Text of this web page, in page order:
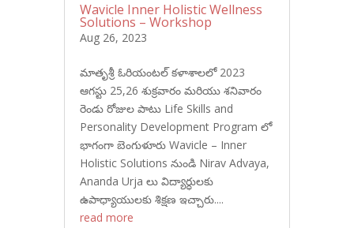
Wavicle Inner Holistic Wellness
Solutions – Workshop
Aug 26, 2023
మాతృశ్రీ ఓరియంటల్ కళాశాలలో 2023
ఆగస్టు 25,26 శుక్రవారం మరియు శనివారం
రెండు రోజుల పాటు Life Skills and
Personality Development Program లో
భాగంగా బెంగుళూరు Wavicle – Inner
Holistic Solutions నుండి Nirav Advaya,
Ananda Urja లు విద్యార్ధులకు
ఉపాధ్యాయులకు శిక్షణ ఇచ్చారు....
read more